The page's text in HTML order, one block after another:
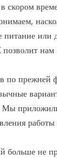
скором
или
по
не